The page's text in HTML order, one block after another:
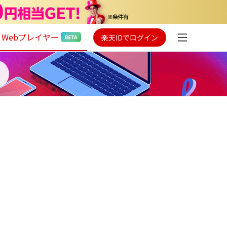
Webプレイヤー 楽天IDでログイン